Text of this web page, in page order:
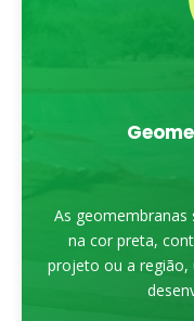
As
na cor preta,
projeto ou a região,